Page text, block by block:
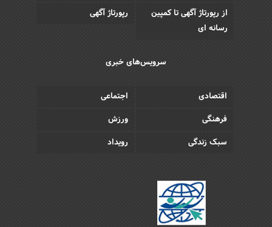
از رپورتاژ آگهی تا کمپین
رسانه ای
رپورتاژ آگهی
سرویس‌های خبری
اقتصادی
اجتماعی
فرهنگی
ورزش
سبک زندگی
رویداد